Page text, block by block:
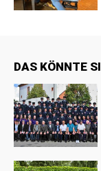
DAS KÖNNTE